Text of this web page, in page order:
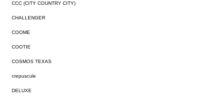
CCC (CITY COUNTRY CITY)
CHALLENGER
COOME
COOTIE
COSMOS TEXAS
crepuscule
DELUXE